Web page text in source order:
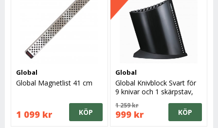
Global
Global Magnetlist 41 cm
1 099 kr KÖP
Global
Global Knivblock Svart för
9 knivar och 1 skärpstav,
1 259 kr
999 kr KÖP